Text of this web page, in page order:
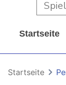
Startseite
Startseite